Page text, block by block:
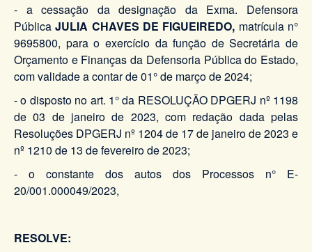
- a cessação da designação da Exma. Defensora
PúblicaJULIA CHAVES DE FIGUEIREDO, matrícula n°
9695800, para o exercício da função de Secretária de
Orçamento e Finanças da Defensoria Pública do Estado,
com validade a contar de 01° de março de 2024;
- o disposto no art. 1° da RESOLUÇÃO DPGERJ nº 1198
de 03 de janeiro de 2023, com redação dada pelas
Resoluções DPGERJ nº 1204 de 17 de janeiro de 2023 e
nº 1210 de 13 de fevereiro de 2023;
- o constante dos autos dos Processos n° E-
20/001.000049/2023,
RESOLVE: